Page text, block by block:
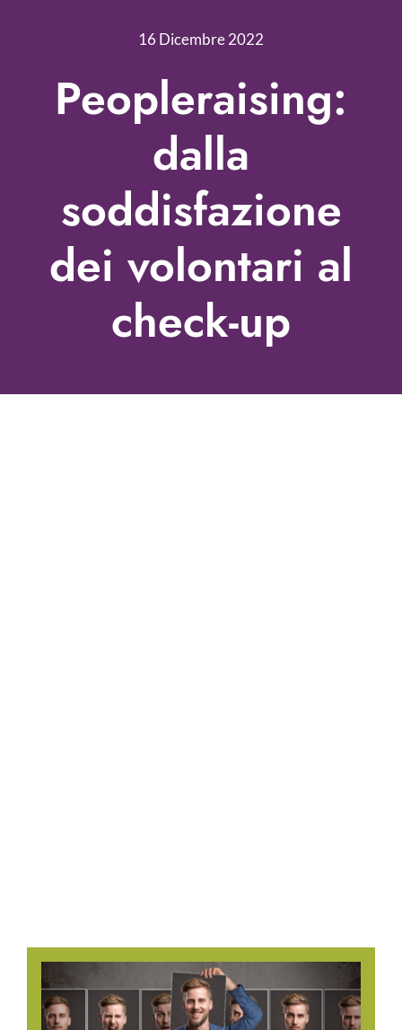
Nonprofit Blog
Libri
Fundraising Academy
Come contattarci
16 Dicembre 2022
Peopleraising:
dalla
soddisfazione
dei volontari al
check-up